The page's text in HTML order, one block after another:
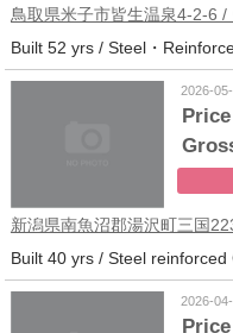
鳥取県米子市皆生温泉4-2-6 /
2026-
Price
新潟県南魚沼郡湯沢町三国
2026-
Price